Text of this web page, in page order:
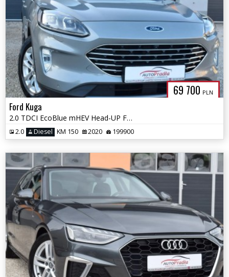
69 700 PLN
Ford Kuga
2.0 TDCI EcoBlue mHEV Head-UP Fuul Ledy kamera Navi Alum
2.0 Diesel KM 150 2020 199900